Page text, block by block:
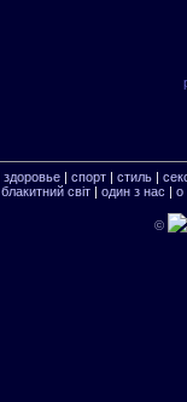
здоровье| спорт| стиль|
блакитний свiт| один з нас | о
©